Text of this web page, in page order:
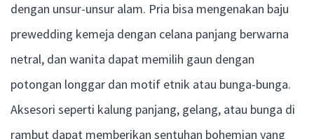
dengan unsur-unsur alam. Pria bisa mengenakan baju
prewedding kemeja dengan celana panjang berwarna
netral, dan wanita dapat memilih gaun dengan
potongan longgar dan motif etnik atau bunga-bunga.
Aksesori seperti kalung panjang, gelang, atau bunga di
rambut dapat memberikan sentuhan bohemian yang